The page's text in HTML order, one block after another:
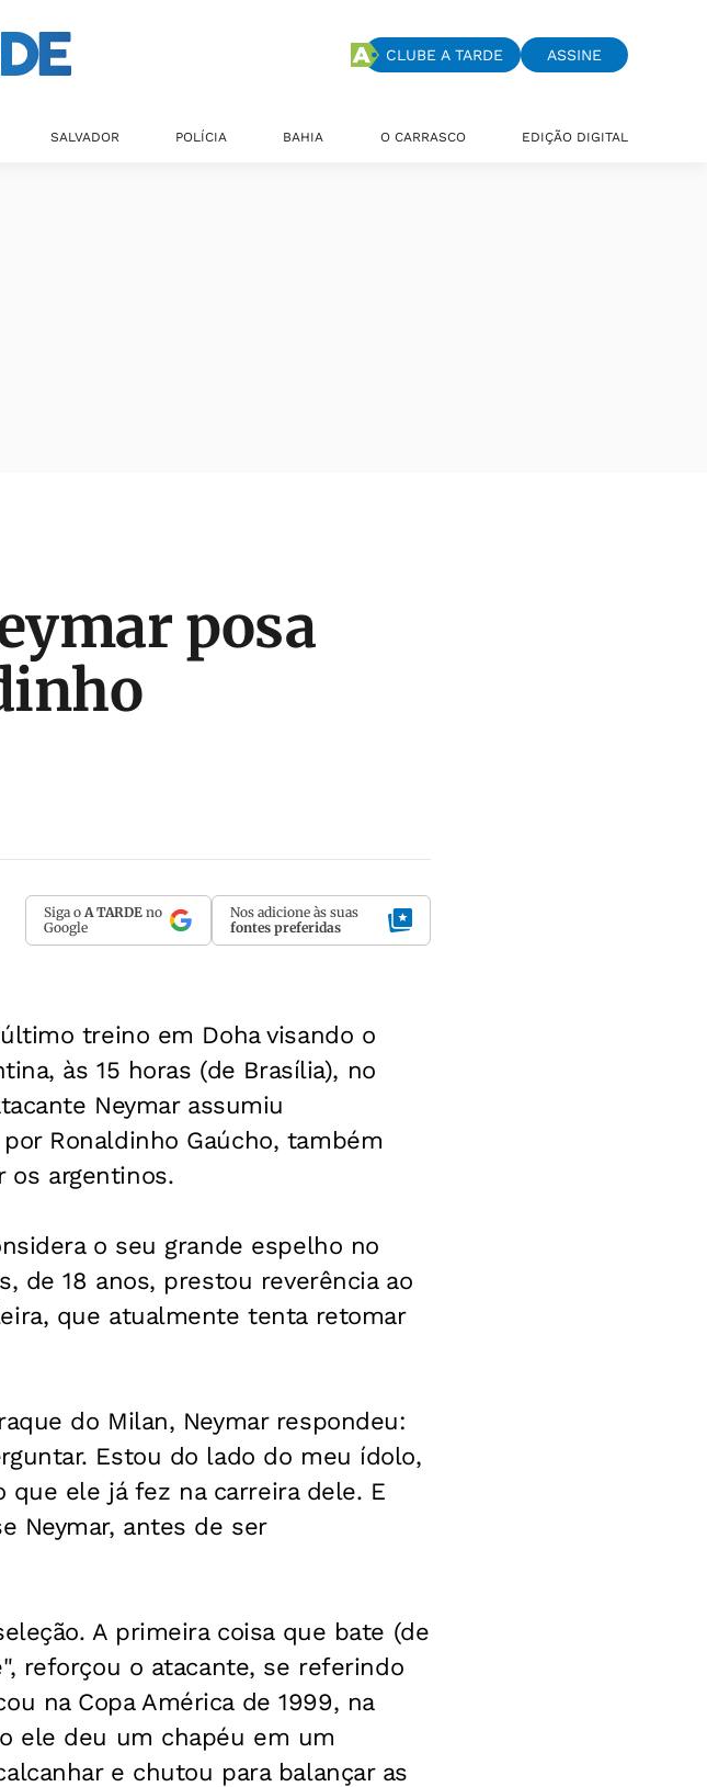
CLUBE A TARDE ASSINE
SALVADOR POLÍCIA BAHIA O CARRASCO EDIÇÃO DIGITAL
posa
Siga o A TARDE no
Google
Nos adicione às suas
fontes preferidas
treino em Doha visando o
às 15 horas (de Brasília), no
Neymar assumiu
Ronaldinho Gaúcho, também
os argentinos.
o seu grande espelho no
de 18 anos, prestou reverência ao
que atualmente tenta retomar
do Milan, Neymar respondeu:
Estou do lado do meu ídolo,
ele já fez na carreira dele. E
Neymar, antes de ser
A primeira coisa que bate (de
reforçou o atacante, se referindo
na Copa América de 1999, na
ele deu um chapéu em um
e chutou para balançar as